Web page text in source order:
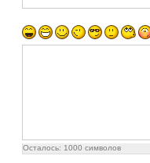
Осталось: 1000 символов